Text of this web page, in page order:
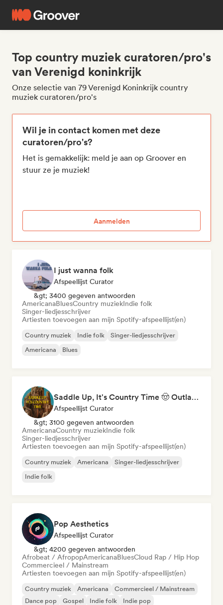
Top country muziek curatoren/pro's
van Verenigd koninkrijk
Onze selectie van 79 Verenigd Koninkrijk country
muziek curatoren/pro's
Wil je in contact komen met deze
curatoren/pro's?
Het is gemakkelijk: meld je aan op Groover en
stuur ze je muziek!
Aanmelden
I just wanna folk
Afspeellijst Curator
&gt; 3400 gegeven antwoorden
AmericanaBluesCountry muziekIndie folk
Singer-liedjesschrijver
Artiesten toevoegen aan mijn Spotify-afspeellijst(en)
Country muziek Indie folk
Singer-liedjesschrijver
Americana
Blues
Saddle Up, It's Country Time 🤠 Outlaw Country, Americana & Country Rock
Afspeellijst Curator
&gt; 3100 gegeven antwoorden
AmericanaCountry muziekIndie folk
Singer-liedjesschrijver
Artiesten toevoegen aan mijn Spotify-afspeellijst(en)
Country muziek Americana
Singer-liedjesschrijver
Indie folk
Pop Aesthetics
Afspeellijst Curator
&gt; 4200 gegeven antwoorden
Afrobeat / AfropopAmericanaBluesCloud Rap / Hip Hop
Commercieel / Mainstream
Artiesten toevoegen aan mijn Spotify-afspeellijst(en)
Country muziek Americana
Commercieel / Mainstream
Dance pop
Gospel Indie folk
Indie pop